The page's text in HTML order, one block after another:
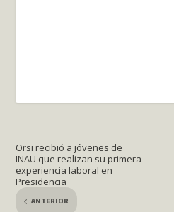
Orsi recibió a jóvenes de
INAU que realizan su primera
experiencia laboral en
Presidencia
ANTERIOR